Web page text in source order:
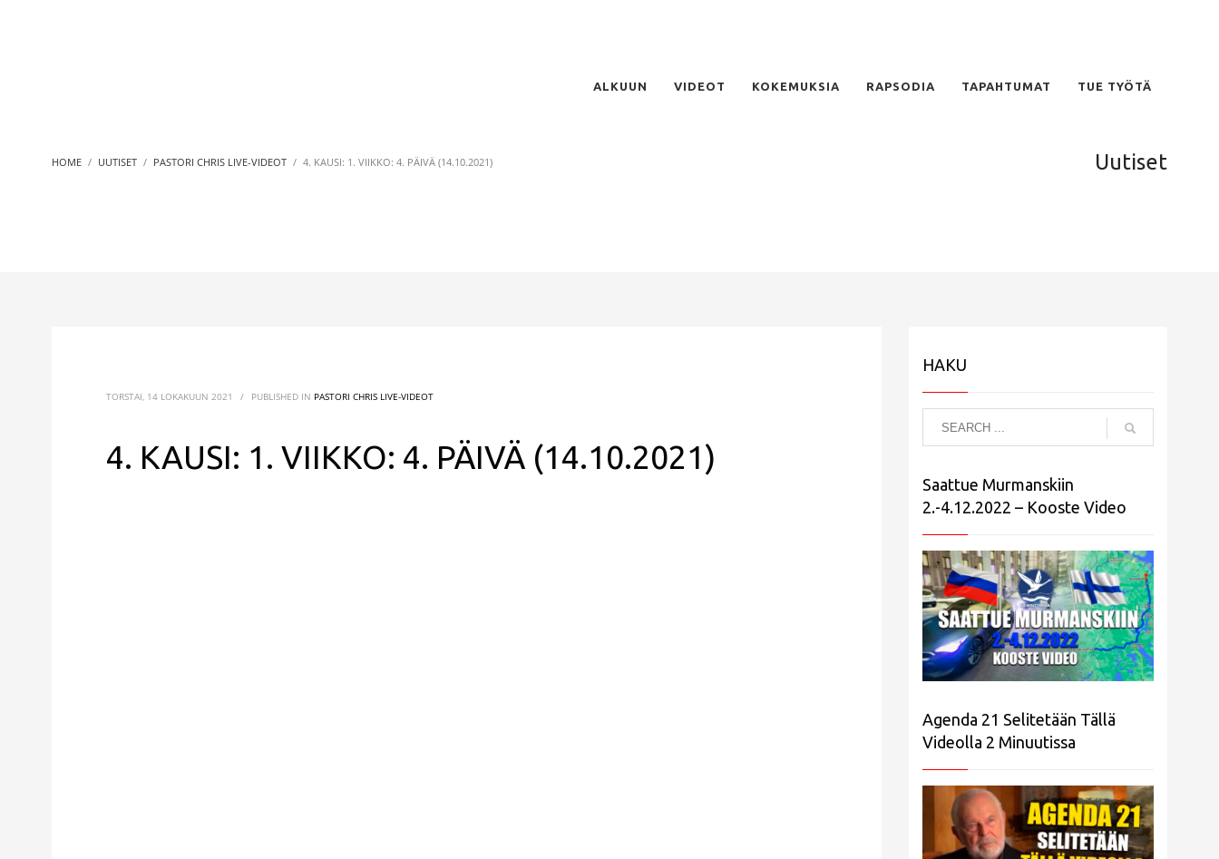
ALKUUN VIDEOT KOKEMUKSIA RAPSODIA TAPAHTUMAT TUE TYÖTÄ
HOME UUTISET PASTORI CHRIS LIVE-VIDEOT 4. KAUSI: 1. VIIKKO: 4. PÄIVÄ (14.10.2021) Uutiset
TORSTAI, 14 LOKAKUUN 2021 / PUBLISHED IN PASTORI CHRIS LIVE-VIDEOT
4. KAUSI: 1. VIIKKO: 4. PÄIVÄ (14.10.2021)
HAKU
Saattue Murmanskiin
2.-4.12.2022 – Kooste Video
Agenda 21 Selitetään Tällä
Videolla 2 Minuutissa